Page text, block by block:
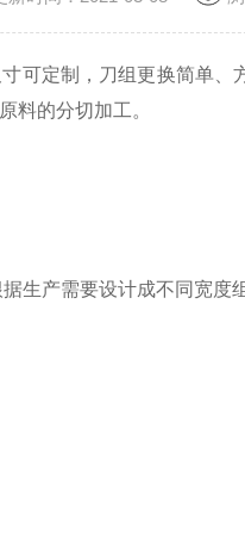
定制，刀组更换简单、
料的分切加工。
产需要设计成不同宽度组